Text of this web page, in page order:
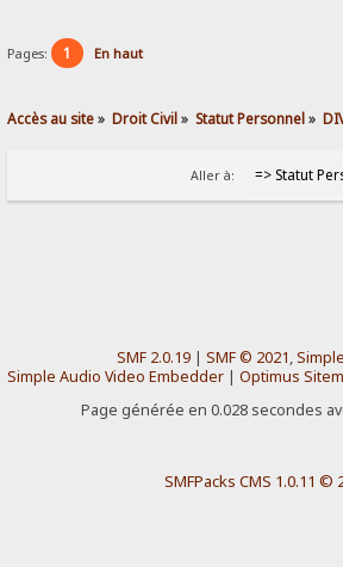
Pages: 1 En haut
Accès au site» Droit Civil» Statut Personnel»
Aller à:
SMF 2.0.19| SMF © 2021,
Simple Audio Video Embedder | Optimus
Page générée en 0.028 secondes
SMFPacks CMS 1.0.11 ©